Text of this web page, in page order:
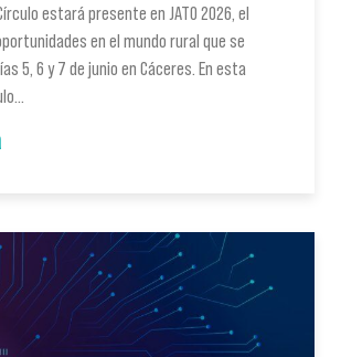
Círculo estará presente en JATO 2026, el
en el mundo rural que se
5, 6 y 7 de junio en Cáceres. En esta